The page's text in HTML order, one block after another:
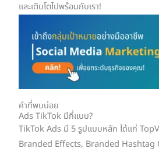
และเติบโตไปพร้อมกับเรา!
คำที่พบบ่อย
Ads TikTok มีกี่แบบ?
TikTok Ads มี 5 รูปแบบหลัก ได้แก่
Branded Effects, Branded Hashtag